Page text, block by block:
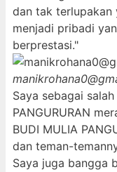
dan tak terlupakan
menjadi pribadi
berprestasi."
Saya sebagai
PANGURURAN
BUDI MULIA
dan teman-
Saya juga bangga